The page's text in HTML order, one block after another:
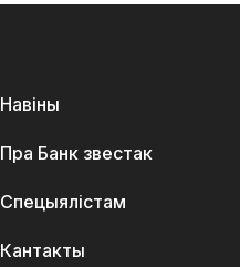
Навіны
Пра Банк звестак
Спецыялістам
Кантакты